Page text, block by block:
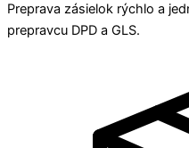
Preprava zásielok rýchlo a
prepravcu DPD a GLS.